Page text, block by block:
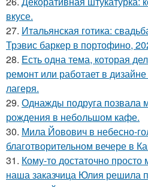
вкусе.
27. Итальянская готика:
Трэвис баркер в портофино,
28. Есть одна тема, которая
ремонт или работает в
лагеря.
29. Однажды подруга позвала
рождения в небольшом кафе.
30. Мила Йовович в небесно-
благотворительном вечере в
31. Кому-то достаточно
наша заказчица Юлия решила